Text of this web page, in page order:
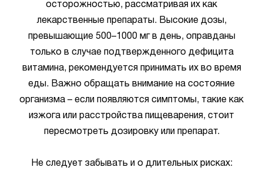
осторожностью, рассматривая их как
лекарственные препараты. Высокие дозы,
превышающие 500–1000 мг в день, оправданы
только в случае подтвержденного дефицита
витамина, рекомендуется принимать их во время
еды. Важно обращать внимание на состояние
организма – если появляются симптомы, такие как
изжога или расстройства пищеварения, стоит
пересмотреть дозировку или препарат.
Не следует забывать и о длительных рисках: